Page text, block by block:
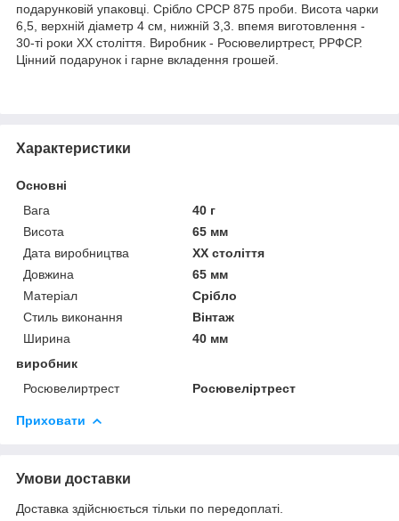
подарунковій упаковці. Срібло СРСР 875 проби. Висота чарки
6,5, верхній діаметр 4 см, нижній 3,3. впемя виготовлення -
30-ті роки ХХ століття. Виробник - Росювелиртрест, РРФСР.
Цінний подарунок і гарне вкладення грошей.
Характеристики
Основні
Вага
40 г
Висота
65 мм
Дата виробництва
XX століття
Довжина
65 мм
Матеріал
Срібло
Стиль виконання
Вінтаж
Ширина
40 мм
виробник
Росювелиртрест
Росювеліртрест
Приховати
Умови доставки
Доставка здійснюється тільки по передоплаті.